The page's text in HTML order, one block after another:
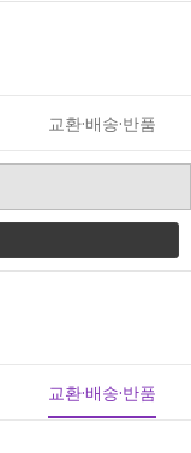
교환·배송·반품
교환·배송·반품